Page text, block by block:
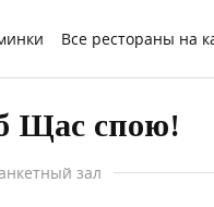
Все рестораны на
Щас спою!
зал